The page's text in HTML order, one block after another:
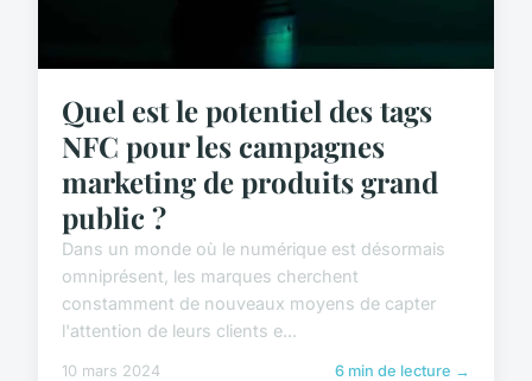
Quel est le potentiel des tags
NFC pour les campagnes
marketing de produits grand
public ?
Dans un monde où le numérique est désormais
omniprésent, les marques cherchent
constamment de nouveaux moyens de capter
l'attention de leurs clients e...
10 mars 2024 6 min de lecture →